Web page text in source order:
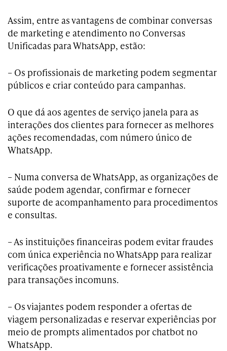
Assim, entre as vantagens de combinar conversas
de marketing e atendimento no Conversas
Unificadas para WhatsApp, estão:
– Os profissionais de marketing podem segmentar
públicos e criar conteúdo para campanhas.
O que dá aos agentes de serviço janela para as
interações dos clientes para fornecer as melhores
ações recomendadas, com número único de
WhatsApp.
– Numa conversa de WhatsApp, as organizações de
saúde podem agendar, confirmar e fornecer
suporte de acompanhamento para procedimentos
e consultas.
– As instituições financeiras podem evitar fraudes
com única experiência no WhatsApp para realizar
verificações proativamente e fornecer assistência
para transações incomuns.
– Os viajantes podem responder a ofertas de
viagem personalizadas e reservar experiências por
meio de prompts alimentados por chatbot no
WhatsApp.